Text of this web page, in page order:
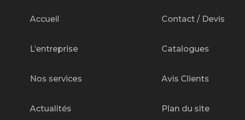
Accueil
L’entreprise
Nos services
Actualités
Contact / Devis
Catalogues
Avis Clients
Plan du site